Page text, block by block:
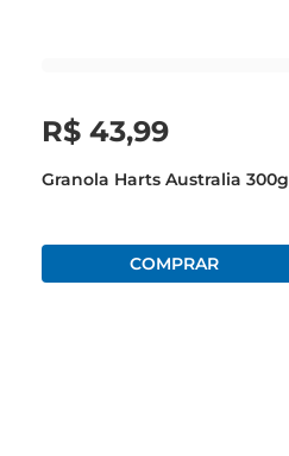
R$ 43,99
Granola Harts Australia 300g